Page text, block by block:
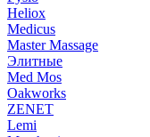
Heliox
Medicus
Master Massage
Элитные
Med Mos
Oakworks
ZENET
Lemi